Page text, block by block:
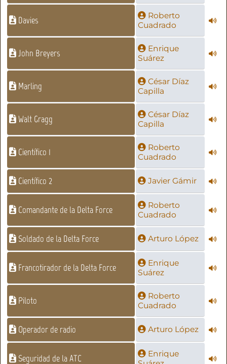
Davies
Roberto
Cuadrado
John Breyers
Enrique
Suárez
Marling
César Díaz
Capilla
Walt Gragg
César Díaz
Capilla
Científico 1
Roberto
Cuadrado
Científico 2 Javier Gámir
Comandante de la Delta Force
Roberto
Cuadrado
Soldado de la Delta Force Arturo López
Francotirador de la Delta Force
Enrique
Suárez
Piloto
Roberto
Cuadrado
Operador de radio Arturo López
Seguridad de la ATC
Enrique